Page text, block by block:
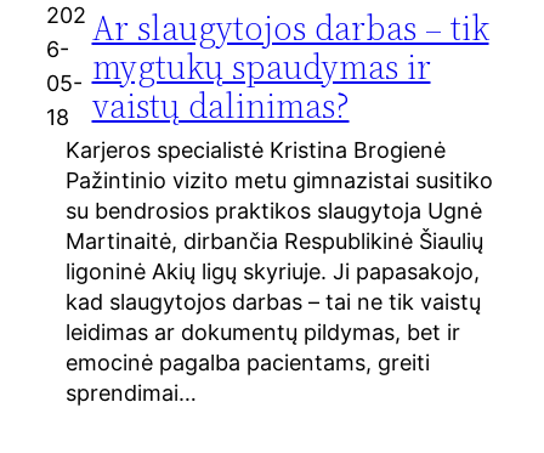
202
6-
05-
18
Ar slaugytojos darbas – tik
mygtukų spaudymas ir
vaistų dalinimas?
Karjeros specialistė Kristina Brogienė
Pažintinio vizito metu gimnazistai susitiko
su bendrosios praktikos slaugytoja Ugnė
Martinaitė, dirbančia Respublikinė Šiaulių
ligoninė Akių ligų skyriuje. Ji papasakojo,
kad slaugytojos darbas – tai ne tik vaistų
leidimas ar dokumentų pildymas, bet ir
emocinė pagalba pacientams, greiti
sprendimai…